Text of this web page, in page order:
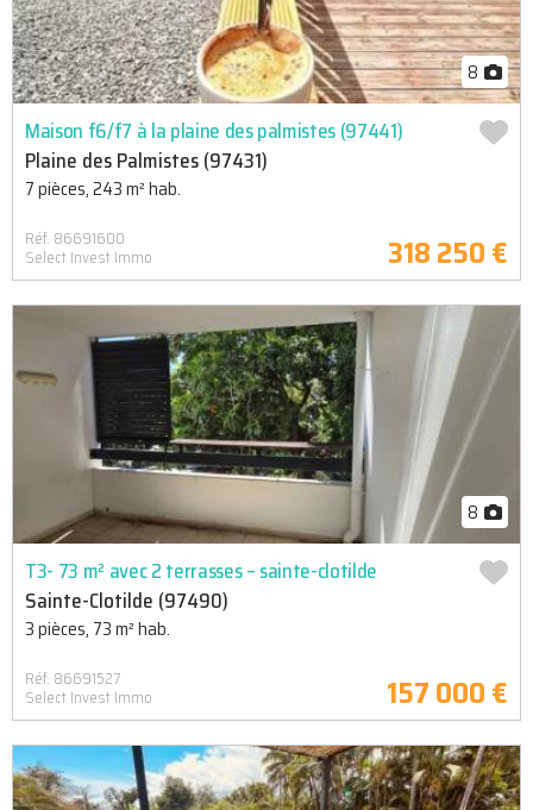
8
Maison f6/f7 à la plaine des palmistes (97441)
Plaine des Palmistes (97431)
7 pièces, 243 m² hab.
Réf. 86691600
Select Invest Immo 318 250 €
8
T3- 73 m² avec 2 terrasses – sainte-clotilde
Sainte-Clotilde (97490)
3 pièces, 73 m² hab.
Réf. 86691527
Select Invest Immo 157 000 €